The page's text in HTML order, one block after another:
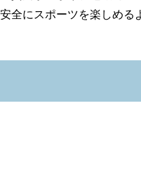
全にスポーツを楽しめる